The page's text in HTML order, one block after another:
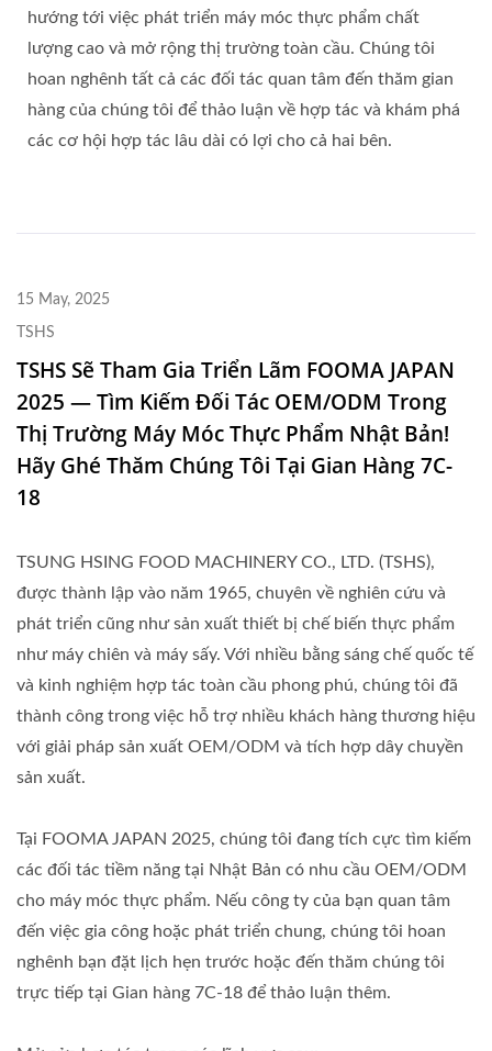
hướng tới việc phát triển máy móc thực phẩm chất
lượng cao và mở rộng thị trường toàn cầu. Chúng tôi
hoan nghênh tất cả các đối tác quan tâm đến thăm gian
hàng của chúng tôi để thảo luận về hợp tác và khám phá
các cơ hội hợp tác lâu dài có lợi cho cả hai bên.
15 May, 2025
TSHS
TSHS Sẽ Tham Gia Triển Lãm FOOMA JAPAN
2025 — Tìm Kiếm Đối Tác OEM/ODM Trong
Thị Trường Máy Móc Thực Phẩm Nhật Bản!
Hãy Ghé Thăm Chúng Tôi Tại Gian Hàng 7C-
18
TSUNG HSING FOOD MACHINERY CO., LTD. (TSHS),
được thành lập vào năm 1965, chuyên về nghiên cứu và
phát triển cũng như sản xuất thiết bị chế biến thực phẩm
như máy chiên và máy sấy. Với nhiều bằng sáng chế quốc tế
và kinh nghiệm hợp tác toàn cầu phong phú, chúng tôi đã
thành công trong việc hỗ trợ nhiều khách hàng thương hiệu
với giải pháp sản xuất OEM/ODM và tích hợp dây chuyền
sản xuất.
Tại FOOMA JAPAN 2025, chúng tôi đang tích cực tìm kiếm
các đối tác tiềm năng tại Nhật Bản có nhu cầu OEM/ODM
cho máy móc thực phẩm. Nếu công ty của bạn quan tâm
đến việc gia công hoặc phát triển chung, chúng tôi hoan
nghênh bạn đặt lịch hẹn trước hoặc đến thăm chúng tôi
trực tiếp tại Gian hàng 7C-18 để thảo luận thêm.